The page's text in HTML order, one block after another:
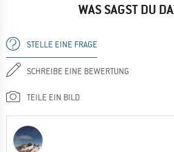
WAS SAGST DU
STELLE EINE FRAGE
SCHREIBE EINE BEWERTUNG
TEILE EIN BILD